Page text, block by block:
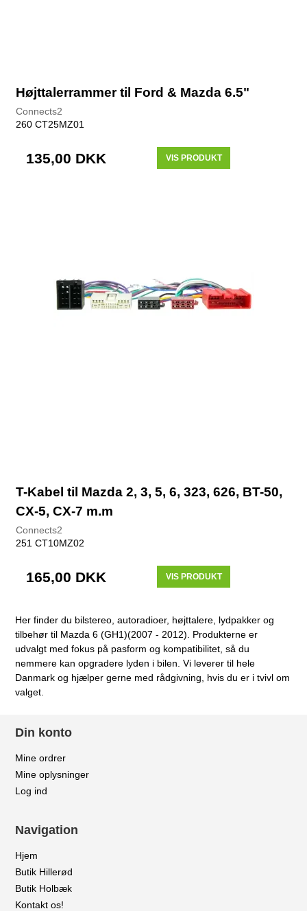
Højttalerrammer til Ford & Mazda 6.5"
Connects2
260 CT25MZ01
135,00 DKK VIS PRODUKT
T-Kabel til Mazda 2, 3, 5, 6, 323, 626, BT-50,
CX-5, CX-7 m.m
Connects2
251 CT10MZ02
165,00 DKK VIS PRODUKT
Her finder du bilstereo, autoradioer, højttalere, lydpakker og
tilbehør til Mazda 6 (GH1)(2007 - 2012). Produkterne er
udvalgt med fokus på pasform og kompatibilitet, så du
nemmere kan opgradere lyden i bilen. Vi leverer til hele
Danmark og hjælper gerne med rådgivning, hvis du er i tvivl om
valget.
Din konto
Mine ordrer
Mine oplysninger
Log ind
Navigation
Hjem
Butik Hillerød
Butik Holbæk
Kontakt os!